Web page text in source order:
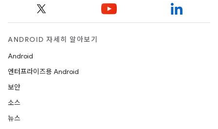
ANDROID 자세히 알아보기
Android
엔터프라이즈용 Android
보안
소스
뉴스